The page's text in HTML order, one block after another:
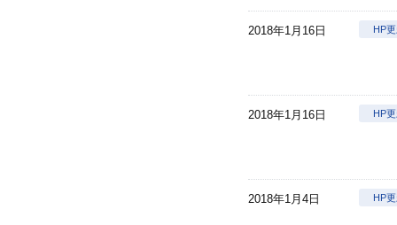
2018年1月16日 HP
2018年1月16日 HP
2018年1月4日 HP